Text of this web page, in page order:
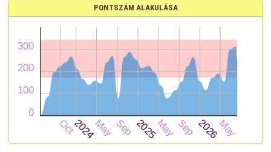
PONTSZÁM ALAKULÁSA